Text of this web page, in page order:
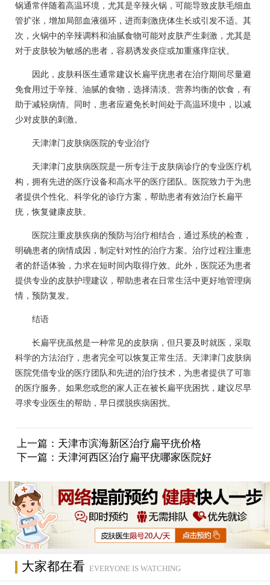
锅通常伴随着高温环境，尤其是辛辣火锅，可能导致皮肤毛细血
管扩张，增加局部血液循环，进而刺激疣体生长或引发不适。其
次，火锅中的辛辣调料和油腻食物可能对皮肤产生刺激，尤其是
对于皮肤较为敏感的患者，容易诱发炎症或加重瘙痒症状。
因此，皮肤科医生通常建议长扁平疣患者在治疗期间尽量避
免食用过于辛辣、油腻的食物，选择清淡、营养均衡的饮食，有
助于减轻病情。同时，患者应避免长时间处于高温环境中，以减
少对皮肤的刺激。
天津津门皮肤病医院的专业治疗
天津津门皮肤病医院是一所专注于皮肤病诊疗的专业医疗机
构，拥有先进的医疗设备和高水平的医疗团队。医院致力于为患
者提供个性化、科学化的诊疗方案，帮助患者有效治疗长扁平
疣，恢复健康皮肤。
医院注重皮肤疾病的预防与治疗相结合，通过系统的检查，
明确患者的病情成因，制定针对性的治疗方案。治疗过程注重患
者的舒适体验，力求在短时间内取得疗效。此外，医院还为患者
提供专业的皮肤护理建议，帮助患者在日常生活中更好地管理病
情，预防复发。
结语
长扁平疣虽然是一种常见的皮肤病，但只要及时就医，采取
科学的方法治疗，患者完全可以恢复正常生活。天津津门皮肤病
医院凭借专业的医疗团队和先进的治疗技术，为患者提供了可靠
的医疗服务。如果您或您的家人正在被长扁平疣困扰，建议尽早
寻求专业医生的帮助，早日摆脱疾病困扰。
上一篇： 天津市滨海新区治疗扁平疣价格
下一篇： 天津河西区治疗扁平疣哪家医院好
大家都在看 EVERYONE IS WATCHING